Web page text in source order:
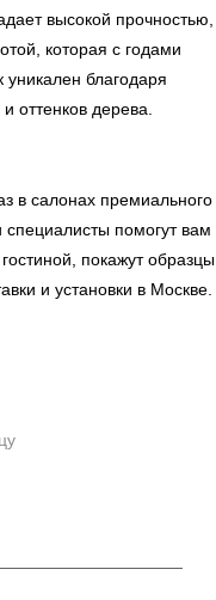
высокой прочностью,
которая с годами
уникален благодаря
оттенков дерева.
в салонах премиального
специалисты помогут вам
покажут образцы
и установки в Москве.